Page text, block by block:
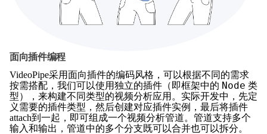
面向插件编程
VideoPipe采用面向插件的编码风格，可以根据不同的需求
按需搭配，我们可以使用独立的插件（即框架中的 Node 类
型），来构建不同类型的视频分析应用。实际开发中，先定
义需要的插件类型，然后创建对应插件实例，最后将插件
attach到一起，即可组成一个视频分析管道。管道支持多个
输入和输出，管道中的多个分支既可以合并也可以拆分。